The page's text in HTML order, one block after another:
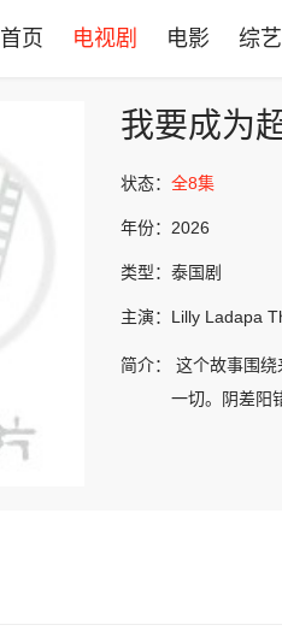
首页 电视剧 电影 综艺
我要成为
状态： 全8集
年份： 2026
类型： 泰国剧
主演： Lilly Ladapa
简介：
这个故事围
一切。阴差阳